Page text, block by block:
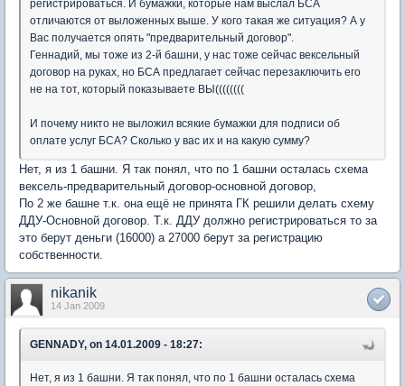
регистрироваться. И бумажки, которые нам выслал БСА
отличаются от выложенных выше. У кого такая же ситуация? А у
Вас получается опять "предварительный договор".
Геннадий, мы тоже из 2-й башни, у нас тоже сейчас вексельный
договор на руках, но БСА предлагает сейчас перезаключить его
не на тот, который показываете ВЫ((((((((
И почему никто не выложил всякие бумажки для подписи об
оплате услуг БСА? Сколько у вас их и на какую сумму?
Нет, я из 1 башни. Я так понял, что по 1 башни осталась схема
вексель-предварительный договор-основной договор,
По 2 же башне т.к. она ещё не принята ГК решили делать схему
ДДУ-Основной договор. Т.к. ДДУ должно регистрироваться то за
это берут деньги (16000) а 27000 берут за регистрацию
собственности.
nikanik
14 Jan 2009
GENNADY, on 14.01.2009 - 18:27:
Нет, я из 1 башни. Я так понял, что по 1 башни осталась схема